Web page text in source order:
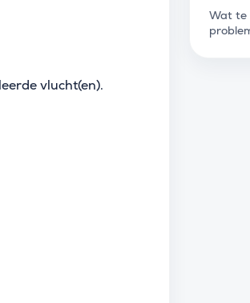
vlucht(en).
Wat te